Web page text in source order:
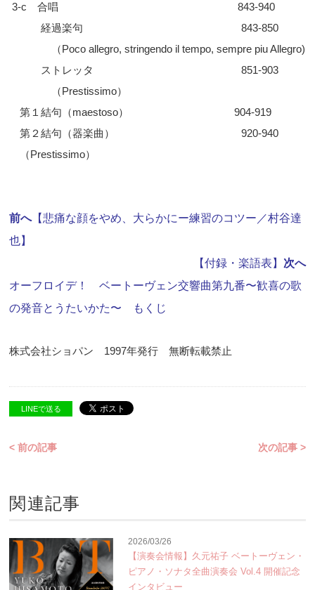
3-c 合唱 843-940
経過楽句 843-850
（Poco allegro, stringendo il tempo, sempre piu Allegro)
ストレッタ 851-903
（Prestissimo）
第１結句（maestoso） 904-919
第２結句（器楽曲） 920-940
（Prestissimo）
前へ【悲痛な顔をやめ、大らかにー練習のコツー／村谷達
也】
【付録・楽語表 】 次へ
オーフロイデ！ ベートーヴェン交響曲第九番〜歓喜の歌
の発音とうたいかた〜 もくじ
株式会社ショパン 1997年発行 無断転載禁止
LINEで送る
< 前の記事 次の記事 >
関連記事
2026/03/26
【演奏会情報】久元祐子 ベートーヴェン・
ピアノ・ソナタ全曲演奏会 Vol.4 開催記念
インタビュー